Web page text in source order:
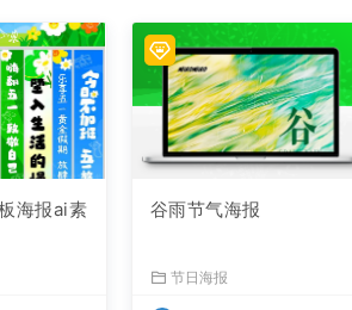
海报ai素
谷雨节气海报
节日海报